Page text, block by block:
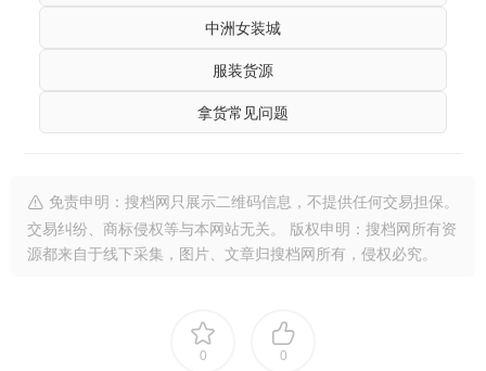
中洲女装城
服装货源
拿货常见问题
免责申明：搜档网只展示二维码信息，不提供任何交易担保。
交易纠纷、商标侵权等与本网站无关。 版权申明：搜档网所有资
源都来自于线下采集，图片、文章归搜档网所有，侵权必究。
0 0